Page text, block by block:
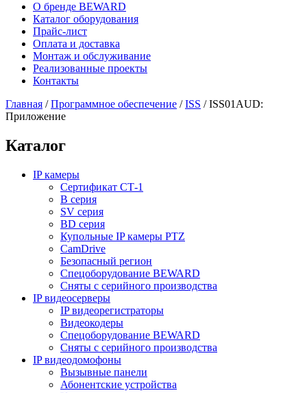
О бренде BEWARD
Каталог оборудования
Прайс-лист
Оплата и доставка
Монтаж и обслуживание
Реализованные проекты
Контакты
Главная /Программное обеспечение /ISS /ISS01AUD:
Приложение
Каталог
IP камеры
Сертификат СТ-1
B серия
SV серия
BD серия
Купольные IP камеры PTZ
CamDrive
Безопасный регион
Спецоборудование BEWARD
Сняты с серийного производства
IP видеосерверы
IP видеорегистраторы
Видеокодеры
Спецоборудование BEWARD
Сняты с серийного производства
IP видеодомофоны
Вызывные панели
Абонентские устройства